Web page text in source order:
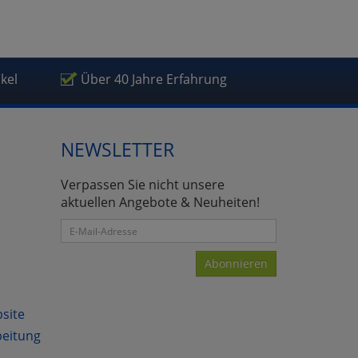
Über 40 Jahre Erfahrung
NEWSLETTER
Verpassen Sie nicht unsere
aktuellen Angebote & Neuheiten!
Abonnieren